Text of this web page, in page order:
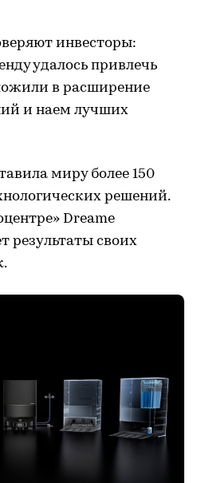
инвесторы:
удалось привлечь
в расширение
и наем лучших
миру более 150
решений.
Dreame
результаты своих